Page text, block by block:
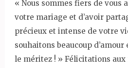
« Nous sommes fiers de vous
votre mariage et d’avoir
précieux et intense de votre
souhaitons beaucoup d’amour
le méritez ! » Félicitations